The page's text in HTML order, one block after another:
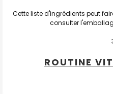
Cette liste d'ingrédients peut
consulter
ROUTINE